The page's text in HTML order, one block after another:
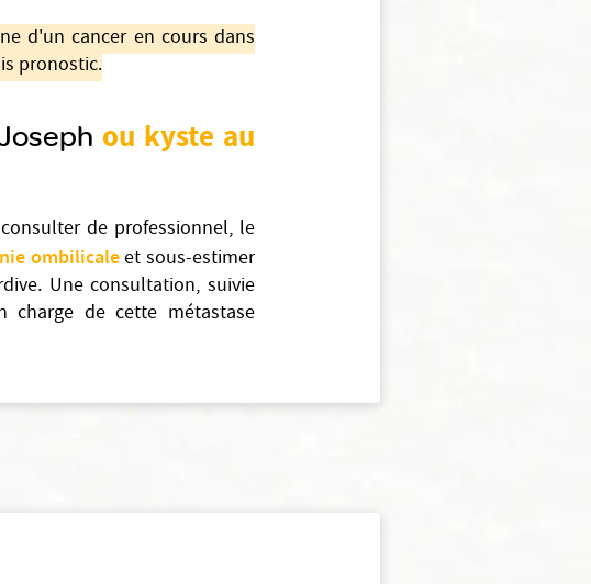
d'un cancer en cours dans
pronostic.
ou kyste au
de professionnel, le
ombilicaleet sous-estimer
Une consultation, suivie
de cette métastase